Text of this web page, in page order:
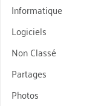
Informatique
Logiciels
Non Classé
Partages
Photos